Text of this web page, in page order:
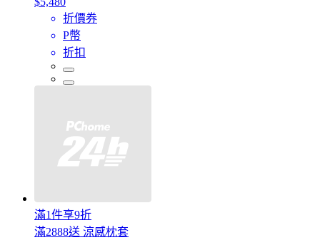
折價券
P幣
折扣
滿1件享9折
滿2888送 涼感枕套